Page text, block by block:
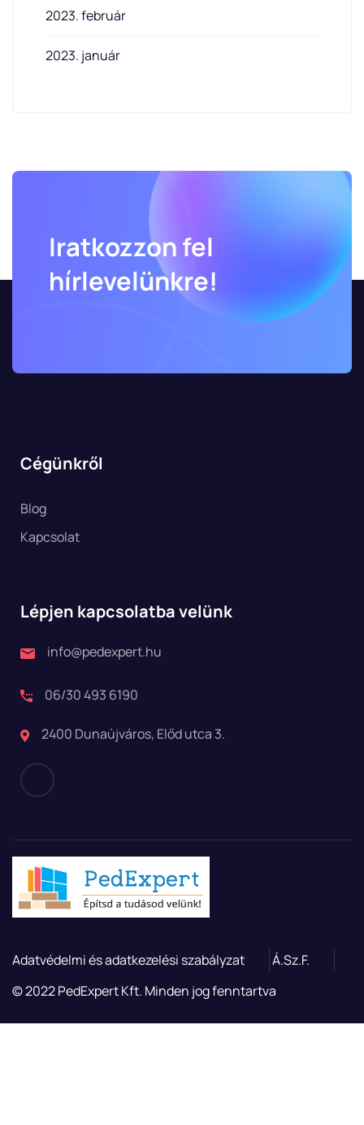
2023. február
2023. január
Iratkozzon fel
hírlevelünkre!
Cégünkről
Blog
Kapcsolat
Lépjen kapcsolatba velünk
info@pedexpert.hu
06/30 493 6190
2400 Dunaújváros, Előd utca 3.
Adatvédelmi és adatkezelési szabályzat
Á.Sz.F.
© 2022 PedExpert Kft. Minden jog fenntartva